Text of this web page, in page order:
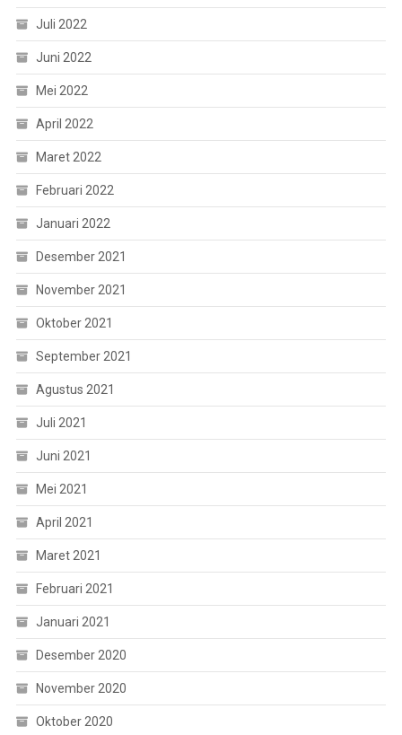
Juli 2022
Juni 2022
Mei 2022
April 2022
Maret 2022
Februari 2022
Januari 2022
Desember 2021
November 2021
Oktober 2021
September 2021
Agustus 2021
Juli 2021
Juni 2021
Mei 2021
April 2021
Maret 2021
Februari 2021
Januari 2021
Desember 2020
November 2020
Oktober 2020